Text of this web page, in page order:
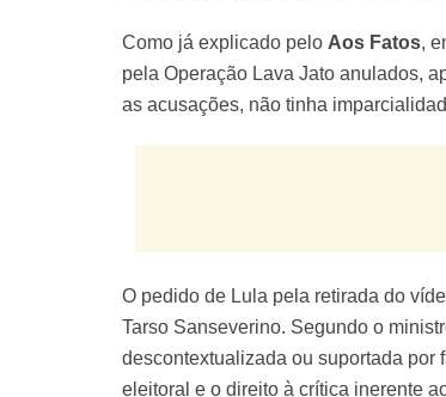
Como já explicado pelo Aos Fatos,
pela Operação Lava Jato anulados,
as acusações, não tinha
O pedido de Lula pela retirada do
Tarso Sanseverino. Segundo o
descontextualizada ou suportada por
eleitoral e o direito à crítica inerente